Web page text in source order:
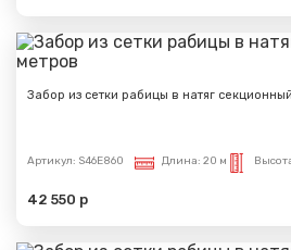
Забор из сетки рабицы в натяг
Артикул: S46E860 Длина: 20 м
42 550 р